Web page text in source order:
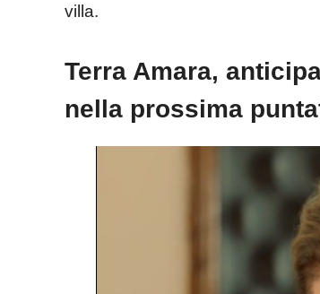
villa.
Terra Amara,
nella prossima